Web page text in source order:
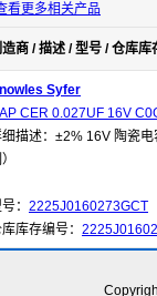
看更多相关产品
商 / 描述 / 型号 / 仓库库
Syfer
CER 0.027UF 16V
细描述：±2% 16V 陶瓷
： 2225J0160273GCT
库存编号：